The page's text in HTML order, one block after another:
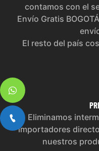
contamos con el
Envío Gratis
El resto del país
Eliminamos
importadores
nuestros